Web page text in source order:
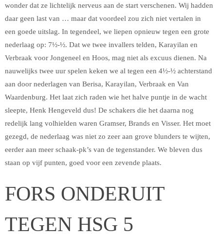
wonder dat ze lichtelijk nerveus aan de start verschenen. Wij hadden
daar geen last van … maar dat voordeel zou zich niet vertalen in
een goede uitslag. In tegendeel, we liepen opnieuw tegen een grote
nederlaag op: 7½-½. Dat we twee invallers telden, Karayilan en
Verbraak voor Jongeneel en Hoos, mag niet als excuus dienen. Na
nauwelijks twee uur spelen keken we al tegen een 4½-½ achterstand
aan door nederlagen van Berisa, Karayilan, Verbraak en Van
Waardenburg. Het laat zich raden wie het halve puntje in de wacht
sleepte, Henk Hengeveld dus! De schakers die het daarna nog
redelijk lang volhielden waren Gramser, Brands en Visser. Het moet
gezegd, de nederlaag was niet zo zeer aan grove blunders te wijten,
eerder aan meer schaak-pk’s van de tegenstander. We bleven dus
staan op vijf punten, goed voor een zevende plaats.
FORS ONDERUIT
TEGEN HSG 5